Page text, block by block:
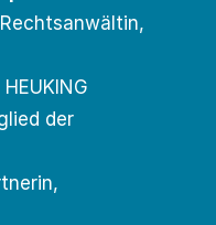
der